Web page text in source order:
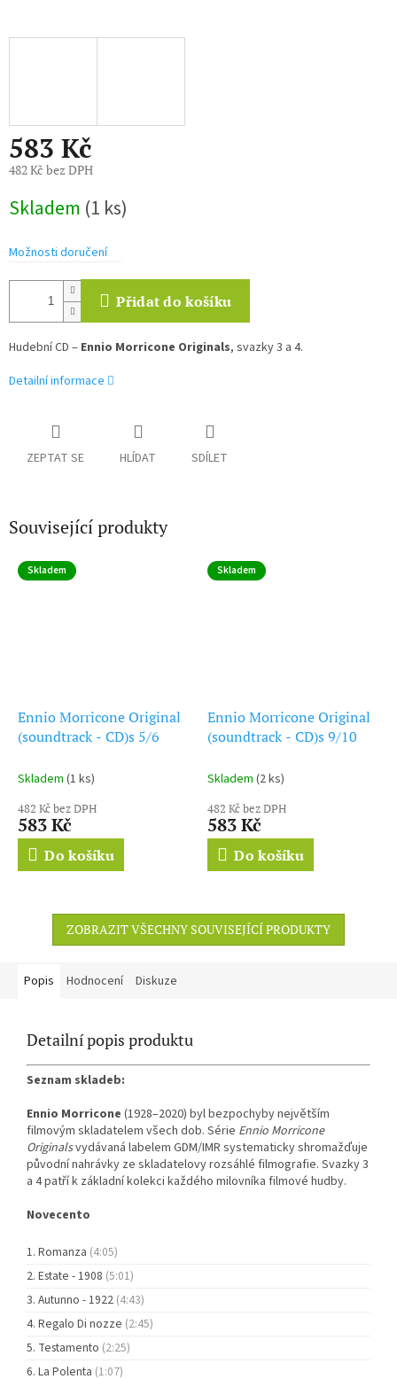
583 Kč
482 Kč bez DPH
cena:
Skladem (1 ks)
Možnosti doručení
Přidat do košíku
Hudební CD – Ennio Morricone Originals, svazky 3 a 4.
Detailní informace
ZEPTAT SE HLÍDAT SDÍLET
Související produkty
Skladem
Ennio Morricone Original
(soundtrack - CD)s 5/6
Skladem (1 ks)
482 Kč bez DPH
583 Kč
Do košíku
Skladem
Ennio Morricone Original
(soundtrack - CD)s 9/10
Skladem (2 ks)
482 Kč bez DPH
583 Kč
Do košíku
ZOBRAZIT VŠECHNY SOUVISEJÍCÍ PRODUKTY
Popis Hodnocení Diskuze
Detailní popis produktu
Seznam skladeb:
Ennio Morricone (1928–2020) byl bezpochyby největším
filmovým skladatelem všech dob. Série Ennio Morricone
Originalsvydávaná labelem GDM/IMR systematicky shromažďuje
původní nahrávky ze skladatelovy rozsáhlé filmografie. Svazky 3
a 4 patří k základní kolekci každého milovníka filmové hudby.
Novecento
Romanza (4:05)
Estate - 1908 (5:01)
Autunno - 1922 (4:43)
Regalo Di nozze (2:45)
Testamento (2:25)
La Polenta (1:07)